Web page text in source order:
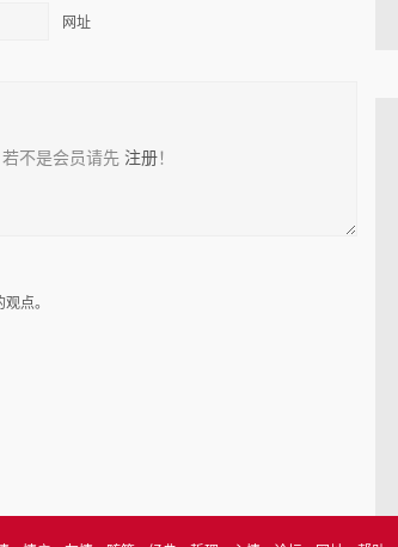
网址
点。
不是会员请先 注册！